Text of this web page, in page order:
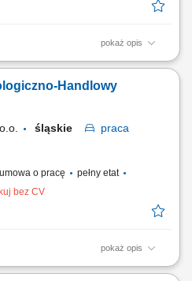
pokaż opis
montaże, instalacje oraz prace
przemysłowych; Montaż
stalowych, rurociągów,
Handlowy
śląskie
praca
umowa o pracę
pełny etat
bez CV
pokaż opis
długofalowych,